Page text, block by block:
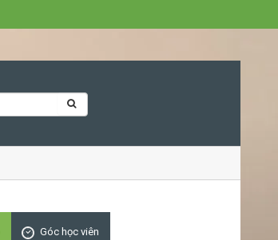
Góc học viên